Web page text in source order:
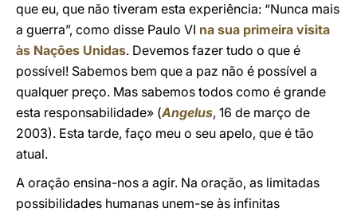
que eu, que não tiveram esta experiência: “Nunca mais
a guerra”, como disse Paulo VI na sua primeira visita
às Nações Unidas. Devemos fazer tudo o que é
possível! Sabemos bem que a paz não é possível a
qualquer preço. Mas sabemos todos como é grande
esta responsabilidade» (Angelus, 16 de março de
2003). Esta tarde, faço meu o seu apelo, que é tão
atual.
A oração ensina-nos a agir. Na oração, as limitadas
possibilidades humanas unem-se às infinitas